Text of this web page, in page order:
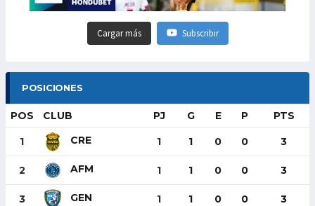
Cargar más Subscribir
POSICIONES
POS CLUB PJ G E P PTS
1 CRE 1 1 0 0 3
2 AFM 1 1 0 0 3
3 GEN 1 1 0 0 3